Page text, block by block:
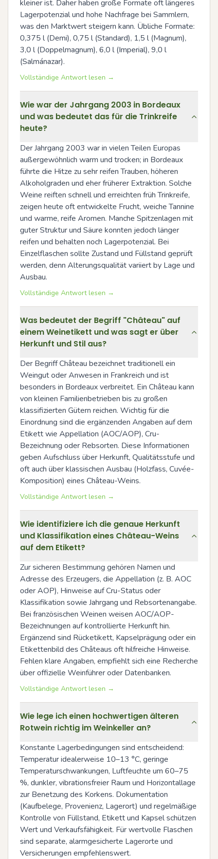
kleiner ist. Daher haben große Formate oft längeres
Lagerpotenzial und hohe Nachfrage bei Sammlern,
was den Marktwert steigern kann. Übliche Formate:
0,375 l (Demi), 0,75 l (Standard), 1,5 l (Magnum),
3,0 l (Doppelmagnum), 6,0 l (Imperial), 9,0 l
(Salmánazar).
Vollständige Antwort lesen →
Wie war der Jahrgang 2003 in Bordeaux
und was bedeutet das für die Trinkreife
heute?
Der Jahrgang 2003 war in vielen Teilen Europas
außergewöhnlich warm und trocken; in Bordeaux
führte die Hitze zu sehr reifen Trauben, höheren
Alkoholgraden und eher früherer Extraktion. Solche
Weine reiften schnell und erreichten früh Trinkreife,
zeigen heute oft entwickelte Frucht, weiche Tannine
und warme, reife Aromen. Manche Spitzenlagen mit
guter Struktur und Säure konnten jedoch länger
reifen und behalten noch Lagerpotenzial. Bei
Einzelflaschen sollte Zustand und Füllstand geprüft
werden, denn Alterungsqualität variiert by Lage und
Ausbau.
Vollständige Antwort lesen →
Was bedeutet der Begriff "Château" auf
einem Weinetikett und was sagt er über
Herkunft und Stil aus?
Der Begriff Château bezeichnet traditionell ein
Weingut oder Anwesen in Frankreich und ist
besonders in Bordeaux verbreitet. Ein Château kann
von kleinen Familienbetrieben bis zu großen
klassifizierten Gütern reichen. Wichtig für die
Einordnung sind die ergänzenden Angaben auf dem
Etikett wie Appellation (AOC/AOP), Cru-
Bezeichnung oder Rebsorten. Diese Informationen
geben Aufschluss über Herkunft, Qualitätsstufe und
oft auch über klassischen Ausbau (Holzfass, Cuvée-
Komposition) eines Château-Weins.
Vollständige Antwort lesen →
Wie identifiziere ich die genaue Herkunft
und Klassifikation eines Château-Weins
auf dem Etikett?
Zur sicheren Bestimmung gehören Namen und
Adresse des Erzeugers, die Appellation (z. B. AOC
oder AOP), Hinweise auf Cru-Status oder
Klassifikation sowie Jahrgang und Rebsortenangabe.
Bei französischen Weinen weisen AOC/AOP-
Bezeichnungen auf kontrollierte Herkunft hin.
Ergänzend sind Rücketikett, Kapselprägung oder ein
Etikettenbild des Châteaus oft hilfreiche Hinweise.
Fehlen klare Angaben, empfiehlt sich eine Recherche
über offizielle Weinführer oder Datenbanken.
Vollständige Antwort lesen →
Wie lege ich einen hochwertigen älteren
Rotwein richtig im Weinkeller an?
Konstante Lagerbedingungen sind entscheidend:
Temperatur idealerweise 10–13 °C, geringe
Temperaturschwankungen, Luftfeuchte um 60–75
%, dunkler, vibrationsfreier Raum und Horizontallage
zur Benetzung des Korkens. Dokumentation
(Kaufbelege, Provenienz, Lagerort) und regelmäßige
Kontrolle von Füllstand, Etikett und Kapsel schützen
Wert und Verkaufsfähigkeit. Für wertvolle Flaschen
sind separate, alarmgesicherte Lagerorte und
Versicherungen empfehlenswert.